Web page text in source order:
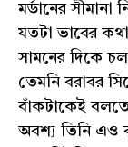
মর্ডানের
যতটা ভাবের
সামনের দিকে
তেমনি বরাবর
বাঁকটাকেই
অবশ্য তিনি এও